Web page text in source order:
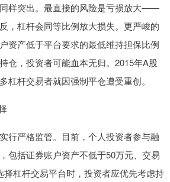
样突出。最直接的风险是亏损放大——
，杠杆会同等比例放大损失。更严峻的
资产低于平台要求的最低维持担保比例
仓，投资者可能血本无归。2015年A股
杠杆交易者就因强制平仓遭受重创。
行严格监管。目前，个人投资者参与融
包括证券账户资产不低于50万元、交易
择杠杆交易平台时，投资者应优先考虑持